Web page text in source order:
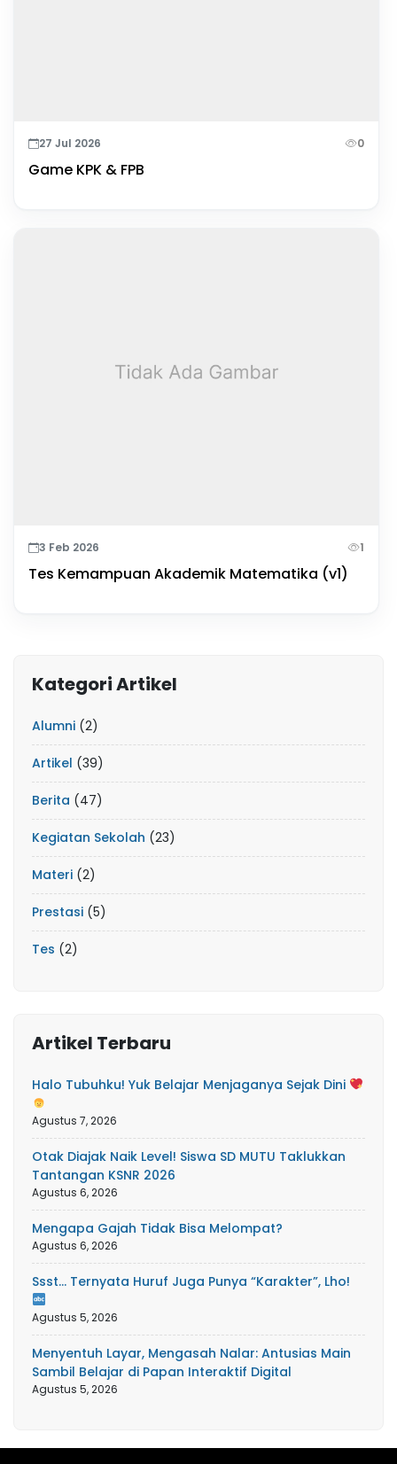
27 Jul 2026 0
Game KPK & FPB
3 Feb 2026 1
Tes Kemampuan Akademik Matematika (v1)
Kategori Artikel
Alumni (2)
Artikel (39)
Berita (47)
Kegiatan Sekolah (23)
Materi (2)
Prestasi (5)
Tes (2)
Artikel Terbaru
Halo Tubuhku! Yuk Belajar Menjaganya Sejak Dini
Agustus 7, 2026
Otak Diajak Naik Level! Siswa SD MUTU Taklukkan
Tantangan KSNR 2026
Agustus 6, 2026
Mengapa Gajah Tidak Bisa Melompat?
Agustus 6, 2026
Ssst… Ternyata Huruf Juga Punya “Karakter”, Lho!
Agustus 5, 2026
Menyentuh Layar, Mengasah Nalar: Antusias Main
Sambil Belajar di Papan Interaktif Digital
Agustus 5, 2026